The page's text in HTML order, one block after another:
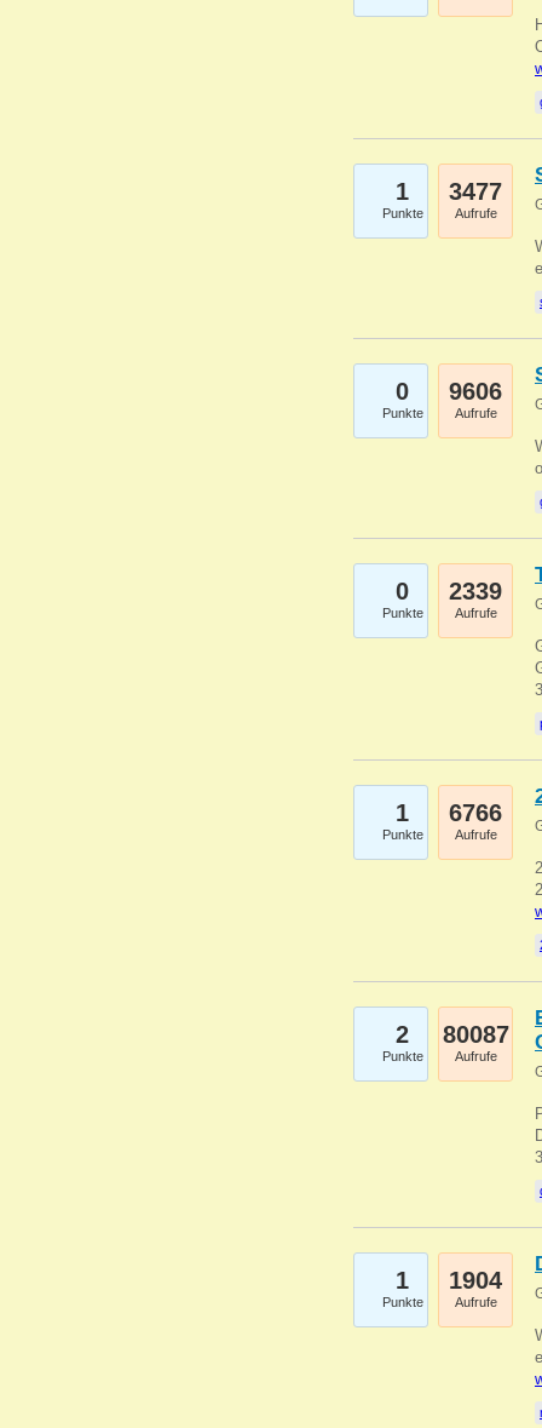
1
Punkte
3477
Aufrufe
0
Punkte
9606
Aufrufe
0
Punkte
2339
Aufrufe
1
Punkte
6766
Aufrufe
2
Punkte
80087
Aufrufe
1
Punkte
1904
Aufrufe